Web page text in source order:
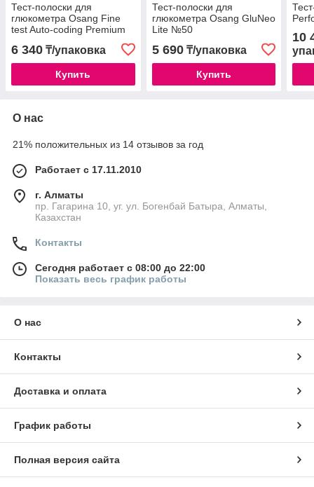
Тест-полоски для
глюкометра Osang Fine
test Auto-coding Premium
6 340 ₸/упаковка
Купить
Тест-полоски для
глюкометра Osang GluNeo
Lite №50
5 690₸/упаковка
Купить
10
О нас
21% положительных из 14 отзывов за год
Работает с 17.11.2010
г. Алматы
пр. Гагарина 10, уг. ул. Богенбай Батыра, Алматы,
Казахстан
Контакты
Сегодня работает с 08:00 до 22:00
Показать весь график работы
О нас
Контакты
Доставка и оплата
График работы
Полная версия сайта